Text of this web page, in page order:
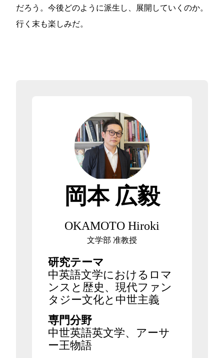
だろう。今後どのように派生し、展開していくのか。
行く末も楽しみだ。
岡本 広毅
OKAMOTO Hiroki
文学部 准教授
研究テーマ
中英語文学におけるロマ
ンスと歴史、現代ファン
タジー文化と中世主義
専門分野
中世英語英文学、アーサ
ー王物語